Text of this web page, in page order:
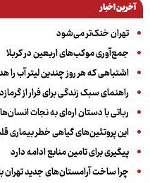
آخرین اخبار
تهران خنک‌تر می‌شود
جمع‌آوری موکب‌های اربعین در کربلا
اشتباهی که هر روز چندین لیتر آب را
راهنمای سبک زندگی برای فرار از
رباتی با دستان اره‌ای به نجات
این پروتئین‌های گیاهی خطر بیماری
پیگیری برای تامین منابع ادامه دارد
چرا ساخت آرامستان‌های جدید تهران